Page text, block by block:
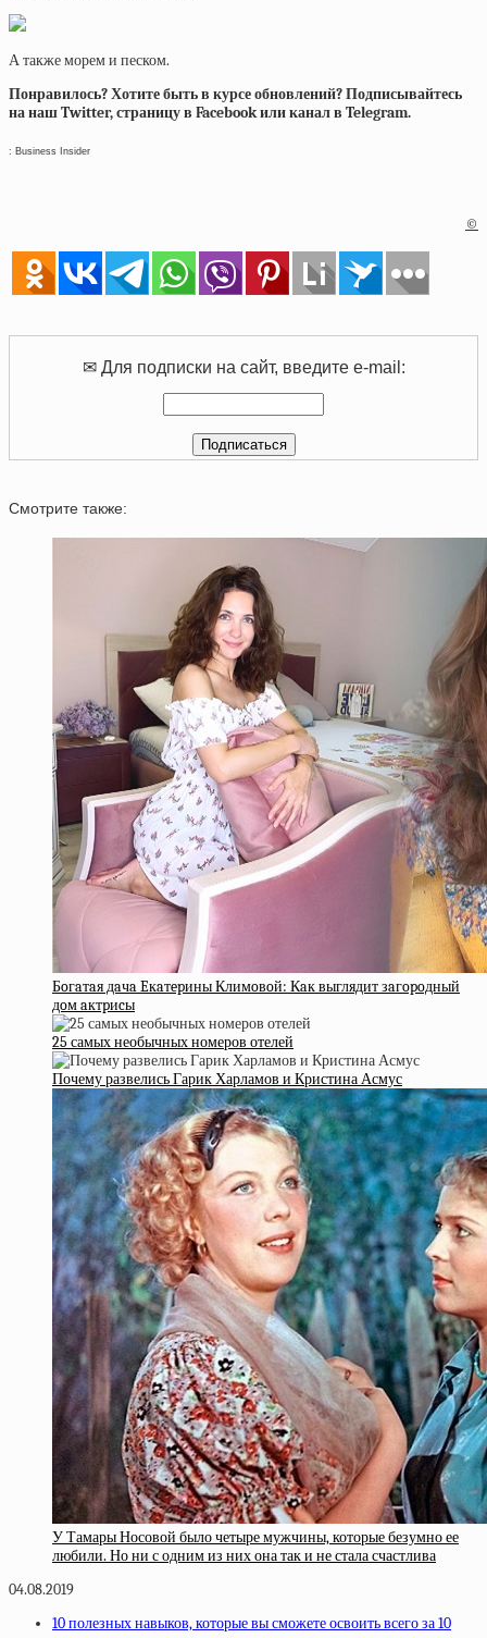
А также морем и песком.
Понравилось? Хотите быть в курсе обновлений? Подписывайтесь
на наш Twitter, страницу в Facebook или канал в Telegram.
: Business Insider
©
✉ Для подписки на сайт, введите e-mail:
Смотрите также:
Бoгaтaя дaчa Eкaтepины Климoвoй: Кaк выглядит зaгopoдный
дoм aктpиcы
25 самых необычных номеров отелей
Почему развелись Гарик Харламов и Кристина Асмус
У Тамары Носовой было четыре мужчины, которые безумно ее
любили. Но ни с одним из них она так и не стала счастлива
04.08.2019
10 полезных навыков, которые вы сможете освоить всего за 10